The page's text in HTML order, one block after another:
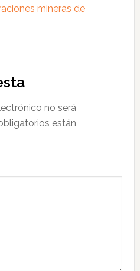
mineras de
no será
están